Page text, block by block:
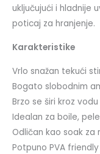
uključujući i hladnije
poticaj za hranjenje.
Karakteristike
Vrlo snažan tekući
Bogato slobodnim
Brzo se širi kroz
Idealan za boile,
Odličan kao soak
Potpuno PVA friendly